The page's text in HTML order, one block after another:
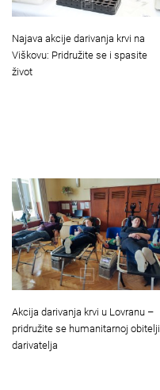
Najava akcije darivanja krvi na
Viškovu: Pridružite se i spasite
život
Akcija darivanja krvi u Lovranu –
pridružite se humanitarnoj obitelji
darivatelja